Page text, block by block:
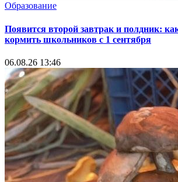
Образование
Появится второй завтрак и полдник:
кормить школьников с 1 сентября
06.08.26 13:46